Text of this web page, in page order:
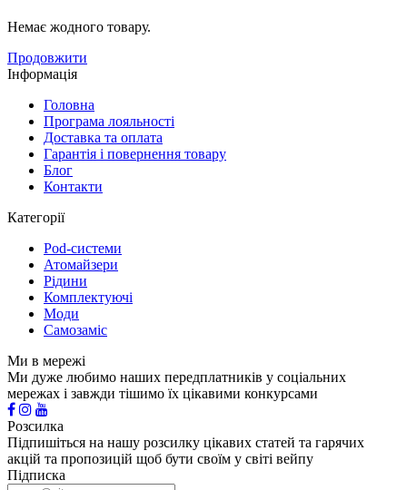
Немає жодного товару.
Продовжити
Інформація
Головна
Програма лояльності
Доставка та оплата
Гарантія і повернення товару
Блог
Контакти
Категорії
Pod-системи
Атомайзери
Рідини
Комплектуючі
Моди
Самозаміс
Ми в мережі
Ми дуже любимо наших передплатників у соціальних
мережах і завжди тішимо їх цікавими конкурсами
Розсилка
Підпишіться на нашу розсилку цікавих статей та гарячих
акцій та пропозицій щоб бути своїм у світі вейпу
Підписка